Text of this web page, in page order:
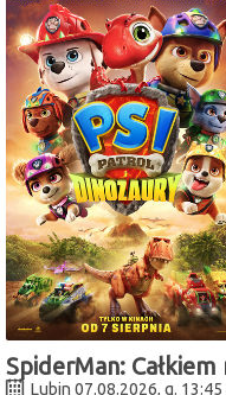
SpiderMan:
Lubin 07.08.2026, g. 13:45